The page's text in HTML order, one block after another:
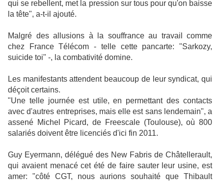
qui se rebellent, met la pression sur tous pour qu'on baisse
la tête", a-t-il ajouté.
Malgré des allusions à la souffrance au travail comme
chez France Télécom - telle cette pancarte: "Sarkozy,
suicide toi" -, la combativité domine.
Les manifestants attendent beaucoup de leur syndicat, qui
déçoit certains.
"Une telle journée est utile, en permettant des contacts
avec d'autres entreprises, mais elle est sans lendemain", a
assené Michel Picard, de Freescale (Toulouse), où 800
salariés doivent être licenciés d'ici fin 2011.
Guy Eyermann, délégué des New Fabris de Châtellerault,
qui avaient menacé cet été de faire sauter leur usine, est
amer: "côté CGT, nous aurions souhaité que Thibault